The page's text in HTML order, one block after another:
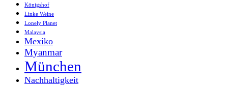
Königshof
Linke Weine
Lonely Planet
Malaysia
Mexiko
Myanmar
München
Nachhaltigkeit